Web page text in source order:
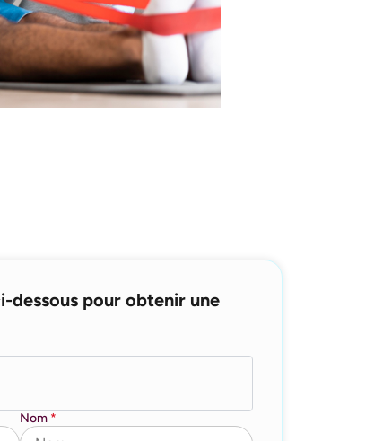
dessous pour obtenir une
Nom *